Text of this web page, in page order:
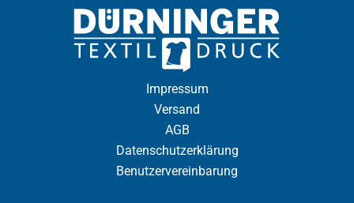
Impressum
Versand
AGB
Datenschutzerklärung
Benutzervereinbarung